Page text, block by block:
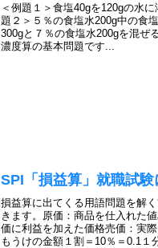
＜例題１＞食塩40gを120gの水
題２＞５％の食塩水200g中の食
300gと７％の食塩水200gを混ぜ
濃度算の基本問題です...
SPI「損益算」就職試験
損益算に出てくる用語問題を解
きます。原価：商品を仕入れた
価に利益を加えた価格売価：実
もうけの金額１割＝10％＝0.1１